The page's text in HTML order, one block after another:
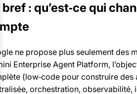
bref : qu’est‑ce qui
ne propose plus seulement des
Enterprise Agent Platform,
(low‑code pour construire
orchestration, observabilité,